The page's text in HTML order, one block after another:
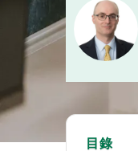
目錄